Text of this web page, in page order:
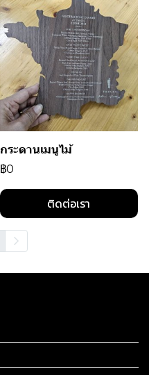
กระดานเมนูไม้
฿0
ติดต่อเรา